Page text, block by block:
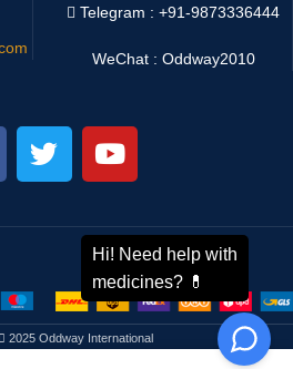
Telegram : +91-9873336444
WeChat : Oddway2010
Sistema de envío:
2025 Oddway International